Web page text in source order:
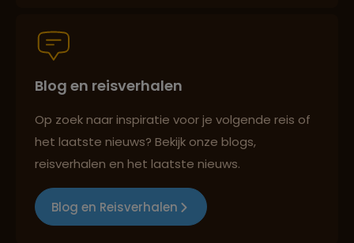
Best beoordeelde reisroutes
Reizen met oog voor mens, cultuur en milieu
Blog en reisverhalen
Op zoek naar inspiratie voor je volgende reis of
het laatste nieuws? Bekijk onze blogs,
reisverhalen en het laatste nieuws.
Blog en Reisverhalen